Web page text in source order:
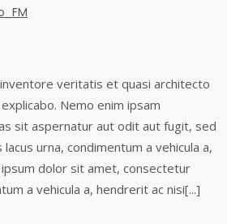
veritatis et quasi architecto
Nemo enim ipsam
sit aspernatur aut odit aut fugit, sed
urna, condimentum a vehicula a,
dolor sit amet, consectetur
a vehicula a, hendrerit ac nisi[...]